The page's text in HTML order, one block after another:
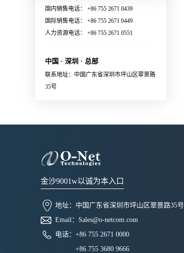
High-performance Computing
(HPC) Supercomputing Center联
系销售，获取更多信息：
售，获取更多信息：Sales@o-
netcom.com
channel· Low power
consumption· Build in blind mate
optical and electrical connectors·
connector· System and eye safety
support· Single 3.3V power
customer · Wiggle test comply
with IEC and Cisco
standard· Various types of
· Datacenter · EDFA· Coherent
communication module 联系销
国内销售电话： +86 755 2671 0439
国际销售电话： +86 755 2671 0449
人力资源电话： +86 755 2671 0551
中国 · 深圳 · 总部
联系地址：中国广东省深圳市坪山区翠景路
35号
金沙9001w以诚为本入口
地址： 中国广东省深圳市坪山区翠景路35号
Email： Sales@o-netcom.com
电话： +86 755 2671 0000
+86 755 3680 9666